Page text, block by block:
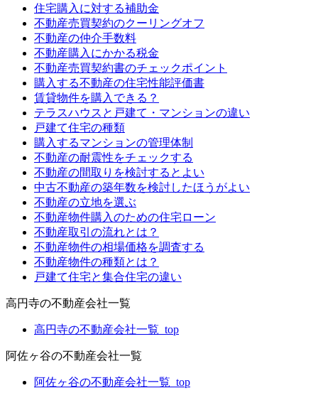
住宅購入に対する補助金
不動産売買契約のクーリングオフ
不動産の仲介手数料
不動産購入にかかる税金
不動産売買契約書のチェックポイント
購入する不動産の住宅性能評価書
賃貸物件を購入できる？
テラスハウスと戸建て・マンションの違い
戸建て住宅の種類
購入するマンションの管理体制
不動産の耐震性をチェックする
不動産の間取りを検討するとよい
中古不動産の築年数を検討したほうがよい
不動産の立地を選ぶ
不動産物件購入のための住宅ローン
不動産取引の流れとは？
不動産物件の相場価格を調査する
不動産物件の種類とは？
戸建て住宅と集合住宅の違い
高円寺の不動産会社一覧
高円寺の不動産会社一覧_top
阿佐ヶ谷の不動産会社一覧
阿佐ヶ谷の不動産会社一覧_top